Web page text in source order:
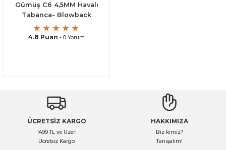
Gümüş C6 4,5MM Havalı
Tabanca- Blowback
4.8 Puan - 0 Yorum
ÜCRETSİZ KARGO
1499 TL ve Üzeri
Ücretsiz Kargo
HAKKIMIZA
Biz kimiz?
Tanışalım!